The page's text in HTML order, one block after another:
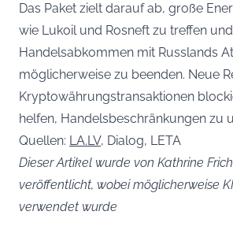
Das Paket zielt darauf ab, große
wie Lukoil und Rosneft zu treffen
Handelsabkommen mit Russlands
möglicherweise zu beenden. Neue
Kryptowährungstransaktionen
helfen, Handelsbeschränkungen zu
Quellen: LA.LV, Dialog, LETA
Dieser Artikel wurde von Kathrine
veröffentlicht, wobei möglicherweise
verwendet wurde